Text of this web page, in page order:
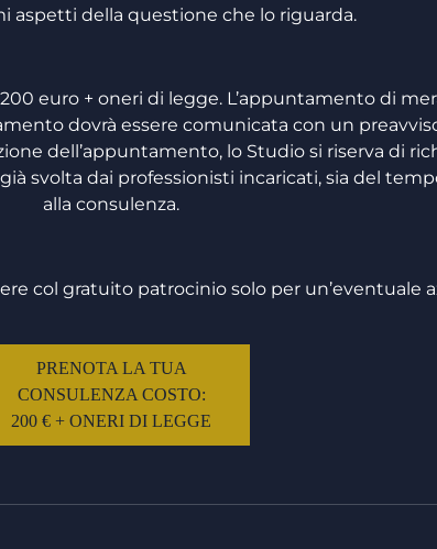
aspetti della questione che lo riguarda.
euro + oneri di legge. L’appuntamento di
dovrà essere comunicata con un
dell’appuntamento, lo Studio si riserva di
svolta dai professionisti incaricati, sia del
alla consulenza.
col gratuito patrocinio solo per un’eventuale
PRENOTA LA TUA
CONSULENZA COSTO:
200 € + ONERI DI LEGGE